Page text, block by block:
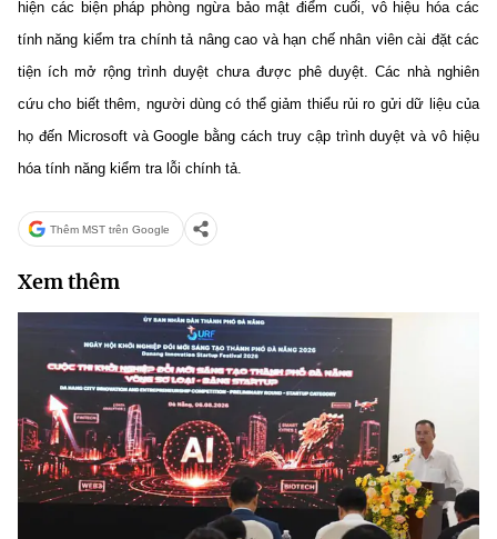
hiện các biện pháp phòng ngừa bảo mật điểm cuối, vô hiệu hóa các
tính năng kiểm tra chính tả nâng cao và hạn chế nhân viên cài đặt các
tiện ích mở rộng trình duyệt chưa được phê duyệt. Các nhà nghiên
cứu cho biết thêm, người dùng có thể giảm thiểu rủi ro gửi dữ liệu của
họ đến Microsoft và Google bằng cách truy cập trình duyệt và vô hiệu
hóa tính năng kiểm tra lỗi chính tả.
Thêm MST trên Google
Xem thêm